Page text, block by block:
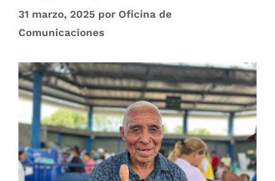
31 marzo, 2025 por Oficina de
Comunicaciones